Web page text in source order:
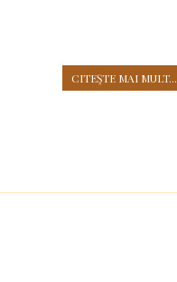
CITEŞTE MAI MULT...